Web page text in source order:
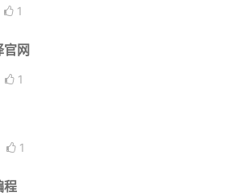
1
网
1
1
程